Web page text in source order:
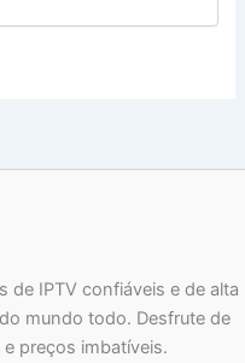
de IPTV confiáveis e de alta
mundo todo. Desfrute de
preços imbatíveis.